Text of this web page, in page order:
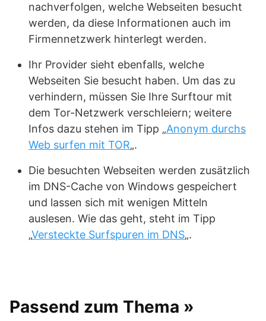
nachverfolgen, welche Webseiten besucht
werden, da diese Informationen auch im
Firmennetzwerk hinterlegt werden.
Ihr Provider sieht ebenfalls, welche
Webseiten Sie besucht haben. Um das zu
verhindern, müssen Sie Ihre Surftour mit
dem Tor-Netzwerk verschleiern; weitere
Infos dazu stehen im Tipp „Anonym durchs
Web surfen mit TOR„.
Die besuchten Webseiten werden zusätzlich
im DNS-Cache von Windows gespeichert
und lassen sich mit wenigen Mitteln
auslesen. Wie das geht, steht im Tipp
„Versteckte Surfspuren im DNS„.
Passend zum Thema »